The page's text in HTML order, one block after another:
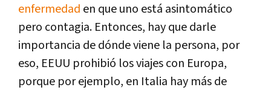
enfermedad en que uno está asintomático
pero contagia. Entonces, hay que darle
importancia de dónde viene la persona, por
eso, EEUU prohibió los viajes con Europa,
porque por ejemplo, en Italia hay más de